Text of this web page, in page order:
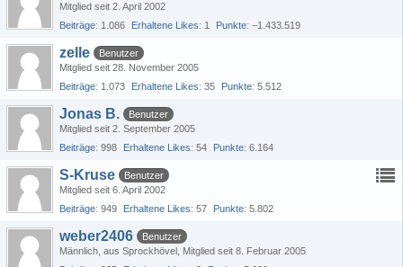
Mitglied seit 2. April 2002
Beiträge 1.086 Erhaltene Likes 1 Punkte −1.433.519
zelle
Benutzer
Mitglied seit 28. November 2005
Beiträge 1.073 Erhaltene Likes 35 Punkte 5.512
Jonas B.
Benutzer
Mitglied seit 2. September 2005
Beiträge 998 Erhaltene Likes 54 Punkte 6.164
S-Kruse
Benutzer
Mitglied seit 6. April 2002
Beiträge 949 Erhaltene Likes 57 Punkte 5.802
weber2406
Benutzer
Männlich aus Sprockhövel Mitglied seit 8. Februar 2005